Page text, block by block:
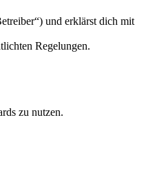
und erklärst dich mit
Regelungen.
zu nutzen.